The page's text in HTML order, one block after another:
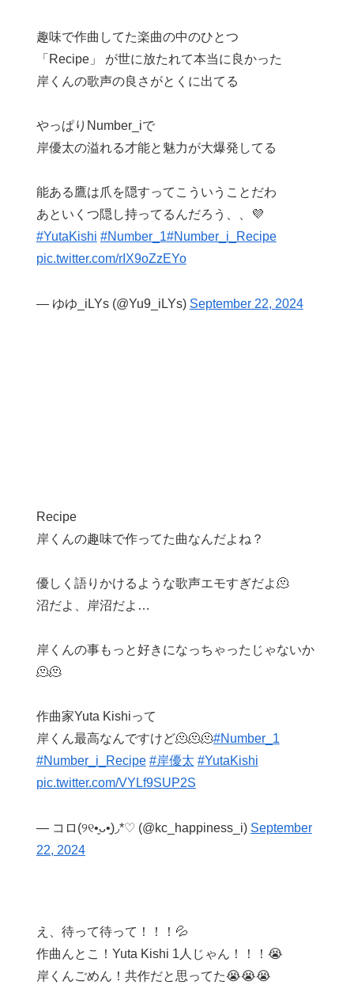
趣味で作曲してた楽曲の中のひとつ
「Recipe」 が世に放たれて本当に良かった
岸くんの歌声の良さがとくに出てる
やっぱりNumber_iで
岸優太の溢れる才能と魅力が大爆発してる
能ある鷹は爪を隠すってこういうことだわ
あといくつ隠し持ってるんだろう、、💜
#YutaKishi #Number_1#Number_i_Recipe
pic.twitter.com/rIX9oZzEYo
— ゆゆ_iLYs (@Yu9_iLYs) September 22, 2024
Recipe
岸くんの趣味で作ってた曲なんだよね？
優しく語りかけるような歌声エモすぎだよ🫠
沼だよ、岸沼だよ…
岸くんの事もっと好きになっちゃったじゃないか
🫠🫠
作曲家Yuta Kishiって
岸くん最高なんですけど🫠🫠🫠#Number_1
#Number_i_Recipe #岸優太 #YutaKishi
pic.twitter.com/VYLf9SUP2S
— コロ(୨୧•͈ᴗ•͈)◞*♡ (@kc_happiness_i) September
22, 2024
え、待って待って！！！💦
作曲んとこ！Yuta Kishi 1人じゃん！！！😭
岸くんごめん！共作だと思ってた😭😭😭